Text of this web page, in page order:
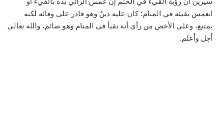
انغمس بقيئه في المنام؛ كان عليه دينٌ وهو قادر على وفائه لكنه
يمتنع، وعلى الأخص من رأى أنه تقيأ في المنام وهو صائم، والله تعالى
أجل وأعلم.